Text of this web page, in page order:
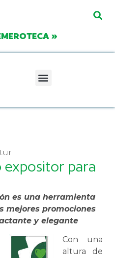
»
expositor para
es una herramienta
mejores promociones
y elegante
Con una
altura de